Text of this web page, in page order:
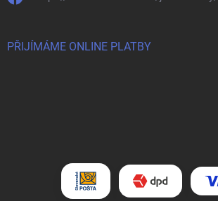
PŘIJÍMÁME ONLINE PLATBY